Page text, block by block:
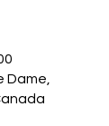
Dame,